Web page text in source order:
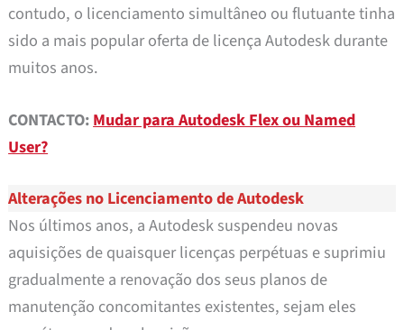
contudo, o licenciamento simultâneo ou flutuante tinha
sido a mais popular oferta de licença Autodesk durante
muitos anos.
CONTACTO:Mudar para Autodesk Flex ou Named
User?
Alterações no Licenciamento de Autodesk
Nos últimos anos, a Autodesk suspendeu novas
aquisições de quaisquer licenças perpétuas e suprimiu
gradualmente a renovação dos seus planos de
manutenção concomitantes existentes, sejam eles